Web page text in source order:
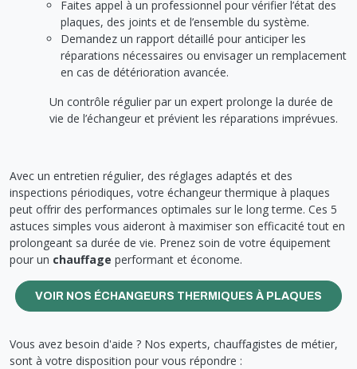
Faites appel à un professionnel pour vérifier l’état des
plaques, des joints et de l’ensemble du système.
Demandez un rapport détaillé pour anticiper les
réparations nécessaires ou envisager un remplacement
en cas de détérioration avancée.
Un contrôle régulier par un expert prolonge la durée de
vie de l’échangeur et prévient les réparations imprévues.
Avec un entretien régulier, des réglages adaptés et des
inspections périodiques, votre échangeur thermique à plaques
peut offrir des performances optimales sur le long terme. Ces 5
astuces simples vous aideront à maximiser son efficacité tout en
prolongeant sa durée de vie. Prenez soin de votre équipement
pour un chauffage performant et économe.
VOIR NOS ÉCHANGEURS THERMIQUES À PLAQUES
Vous avez besoin d'aide ? Nos experts, chauffagistes de métier,
sont à votre disposition pour vous répondre :